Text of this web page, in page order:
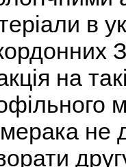
в
на
не